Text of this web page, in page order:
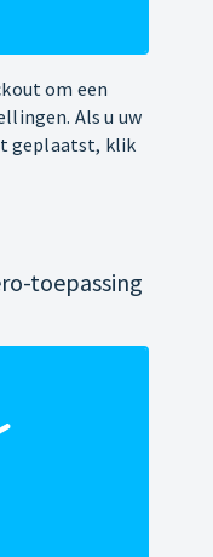
om een
Als u uw
geplaatst, klik
toepassing